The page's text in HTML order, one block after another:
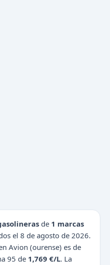
de 1 marcas
el 8 de agosto de 2026.
Avion (ourense) es de
95 de 1,769 €/L. La